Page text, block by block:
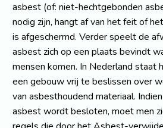
asbest (of: niet-hechtgebonden
nodig zijn, hangt af van het feit of
is afgeschermd. Verder speelt de
asbest zich op een plaats bevindt
mensen komen. In Nederland staat
een gebouw vrij te beslissen over
van asbesthoudend materiaal.
asbest wordt besloten, moet men